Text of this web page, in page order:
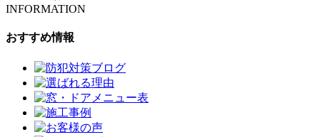
INFORMATION
おすすめ情報